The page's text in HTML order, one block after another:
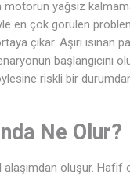
yağsız
en çok görülen
çıkar. Aşırı ısınan
başlangıcını
riskli bir
Ne Olur?
oluşur. Hafif